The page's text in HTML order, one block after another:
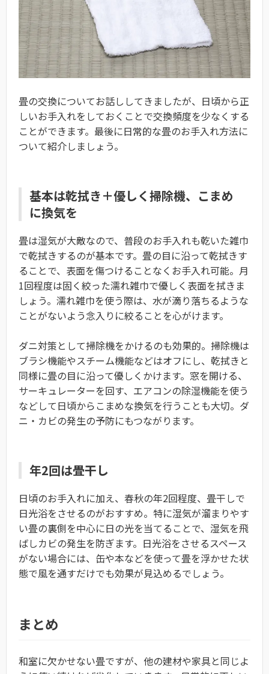
畳の交換についてお話ししてきましたが、日頃から正
しいお手入れをしておくことで交換頻度を少なくする
ことができます。最後に日常的な畳のお手入れ方法に
ついて紹介しましょう。
基本は乾拭き＋優しく掃除機、こまめ
に換気を
畳は湿気が大敵なので、普段のお手入れも乾いた雑巾
で乾拭きするのが基本です。畳の目に沿って乾拭きす
ることで、表面を傷つけることなくお手入れ可能。月
1回程度は固く絞った濡れ雑巾で優しく表面を拭きま
しょう。濡れ雑巾を使う際は、水が滴り落ちるような
ことがないよう念入りに絞ることを心がけます。
ダニ対策として掃除機をかけるのも効果的。掃除機は
ブラシ機能やスチーム機能などはオフにし、乾拭きと
同様に畳の目に沿って優しくかけます。窓を開ける、
サーキュレーターを回す、エアコンの除湿機能を使う
などして日頃からこまめな換気を行うことも大切。ダ
ニ・カビの発生の予防にもつながります。
年2回は畳干し
日頃のお手入れに加え、春秋の年2回程度、畳干しで
日光浴をさせるのがおすすめ。特に湿気が溜まりやす
い畳の裏側を中心に日の光を当てることで、湿気を飛
ばしカビの発生を防ぎます。日光浴をさせるスペース
がない場合には、缶や本などを使って畳を浮かせた状
態で風を通すだけでも効果が見込めるでしょう。
まとめ
和室に欠かせない畳ですが、他の建材や家具と同じよ